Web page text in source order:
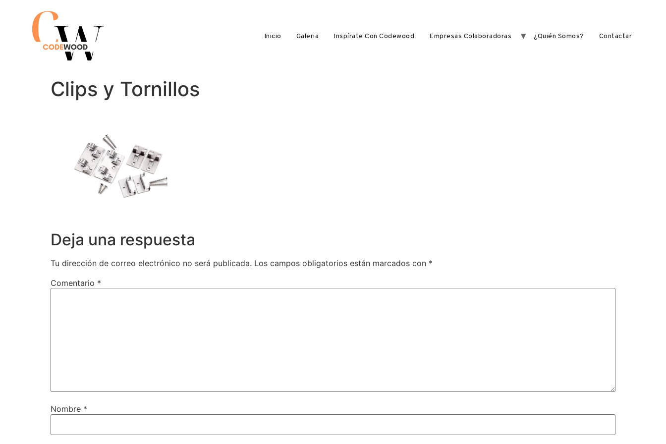
Inicio Galeria Inspírate Con Codewood Empresas Colaboradoras ¿Quién Somos? Contactar
Clips y Tornillos
Deja una respuesta
Tu dirección de correo electrónico no será publicada. Los campos obligatorios están marcados con *
Comentario *
Nombre *